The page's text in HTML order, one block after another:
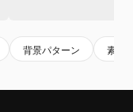
背景パターン 素材